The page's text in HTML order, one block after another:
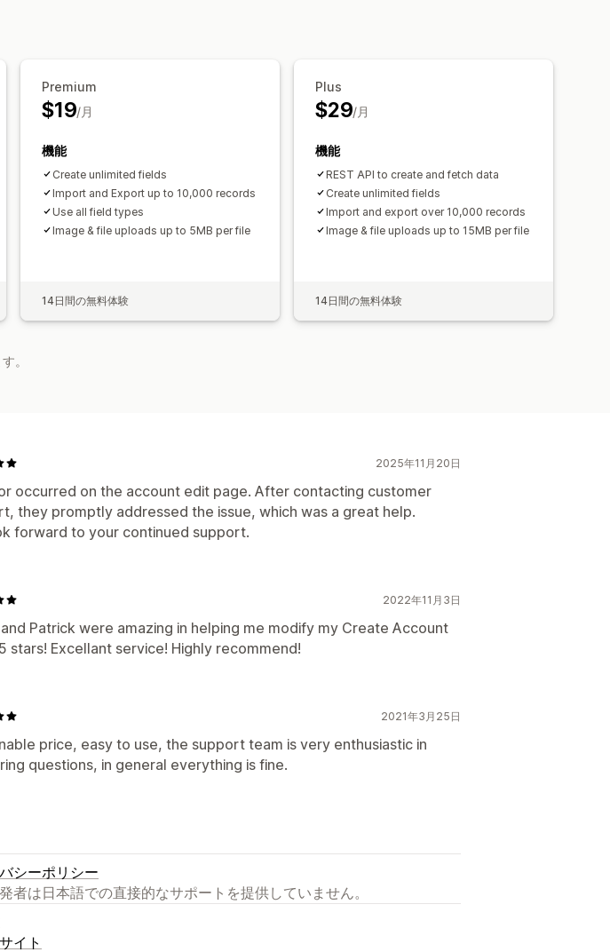
Premium
$19/月
機能
Create unlimited fields
Import and Export up to 10,000 records
Use all field types
Image & file uploads up to 5MB per file
14日間の無料体験
Plus
$29/月
機能
REST API to create and fetch data
Create unlimited fields
Import and export over 10,000 records
Image & file uploads up to 15MB per file
14日間の無料体験
。
2025年11月20日
occurred on the account edit page. After contacting customer
they promptly addressed the issue, which was a great help.
forward to your continued support.
2022年11月3日
and Patrick were amazing in helping me modify my Create Account
stars! Excellant service! Highly recommend!
2021年3月25日
price, easy to use, the support team is very enthusiastic in
questions, in general everything is fine.
シーポリシー
者は日本語での直接的なサポートを提供していません。
イト